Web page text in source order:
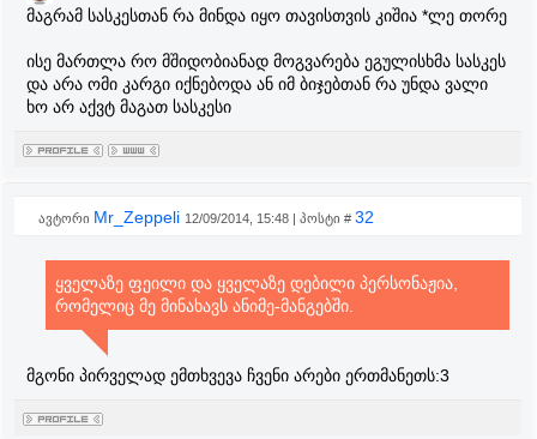
მაგრამ სასკესთან რა მინდა იყო თავისთვის კიშია *ლე თორე
ისე მართლა რო მშიდობიანად მოგვარება ეგულისხმა სასკეს
და არა ომი კარგი იქნებოდა ან იმ ბიჯებთან რა უნდა ვალი
ხო არ აქვტ მაგათ სასკესი
ავტორი Mr_Zeppeli 12/09/2014, 15:48 | პოსტი # 32
ყველაზე ფეილი და ყველაზე დებილი პერსონაჟია,
რომელიც მე მინახავს ანიმე-მანგებში.
მგონი პირველად ემთხვევა ჩვენი არები ერთმანეთს:3